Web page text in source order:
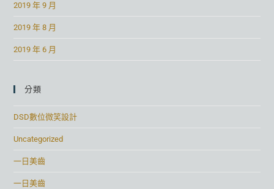
2019 年 9 月
2019 年 8 月
2019 年 6 月
分類
DSD數位微笑設計
Uncategorized
一日美齒
一日美齒